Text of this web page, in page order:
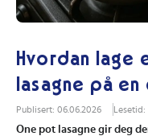
Hvordan lage
lasagne på en
Publisert: 06.06.2026 Lesetid:
One pot lasagne gir deg